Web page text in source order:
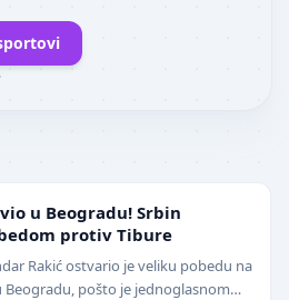
u Beogradu! Srbin
protiv Tibure
Rakić ostvario je veliku pobedu na
pošto je jednoglasnom